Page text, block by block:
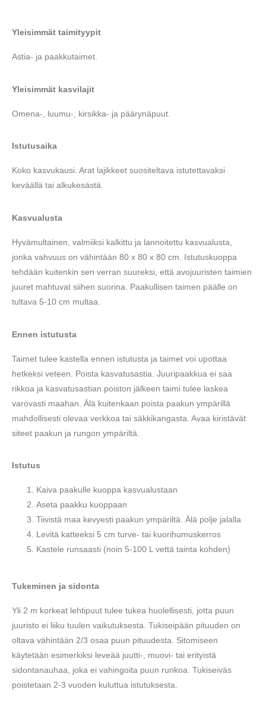
Yleisimmät taimityypit
Astia- ja paakkutaimet.
Yleisimmät kasvilajit
Omena-, luumu-, kirsikka- ja päärynäpuut.
Istutusaika
Koko kasvukausi. Arat lajikkeet suositeltava istutettavaksi
keväällä tai alkukesästä.
Kasvualusta
Hyvämultainen, valmiiksi kalkittu ja lannoitettu kasvualusta,
jonka vahvuus on vähintään 80 x 80 x 80 cm. Istutuskuoppa
tehdään kuitenkin sen verran suureksi, että avojuuristen taimien
juuret mahtuvat siihen suorina. Paakullisen taimen päälle on
tultava 5-10 cm multaa.
Ennen istutusta
Taimet tulee kastella ennen istutusta ja taimet voi upottaa
hetkeksi veteen. Poista kasvatusastia. Juuripaakkua ei saa
rikkoa ja kasvatusastian poiston jälkeen taimi tulee laskea
varovasti maahan. Älä kuitenkaan poista paakun ympärillä
mahdollisesti olevaa verkkoa tai säkkikangasta. Avaa kiristävät
siteet paakun ja rungon ympäriltä.
Istutus
Kaiva paakulle kuoppa kasvualustaan
Aseta paakku kuoppaan
Tiivistä maa kevyesti paakun ympäriltä. Älä polje jalalla
Levitä katteeksi 5 cm turve- tai kuorihumuskerros
Kastele runsaasti (noin 5-100 L vettä tainta kohden)
Tukeminen ja sidonta
Yli 2 m korkeat lehtipuut tulee tukea huolellisesti, jotta puun
juuristo ei liiku tuulen vaikutuksesta. Tukiseipään pituuden on
oltava vähintään 2/3 osaa puun pituudesta. Sitomiseen
käytetään esimerkiksi leveää juutti-, muovi- tai erityistä
sidontanauhaa, joka ei vahingoita puun runkoa. Tukiseiväs
poistetaan 2-3 vuoden kuluttua istutuksesta.